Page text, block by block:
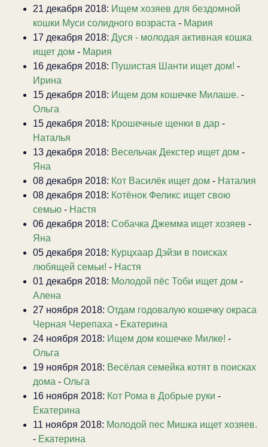
21 декабря 2018: Ищем хозяев для бездомной
кошки Муси солидного возраста - Мария
17 декабря 2018: Дуся - молодая активная кошка
ищет дом - Мария
16 декабря 2018: Пушистая Шанти ищет дом! -
Ирина
15 декабря 2018: Ищем дом кошечке Милаше. -
Ольга
15 декабря 2018: Крошечные щенки в дар -
Наталья
13 декабря 2018: Весельчак Декстер ищет дом -
Яна
08 декабря 2018: Кот Василёк ищет дом - Наталия
08 декабря 2018: Котёнок Феликс ищет свою
семью - Настя
06 декабря 2018: Собачка Джемма ищет хозяев -
Яна
05 декабря 2018: Курцхаар Дэйзи в поисках
любящей семьи! - Настя
01 декабря 2018: Молодой пёс Тоби ищет дом -
Алена
27 ноября 2018: Отдам годовалую кошечку окраса
Черная Черепаха - Екатерина
24 ноября 2018: Ищем дом кошечке Милке! -
Ольга
19 ноября 2018: Весёлая семейка котят в поисках
дома - Ольга
16 ноября 2018: Кот Рома в Добрые руки -
Екатерина
11 ноября 2018: Молодой пес Мишка ищет хозяев.
- Екатерина